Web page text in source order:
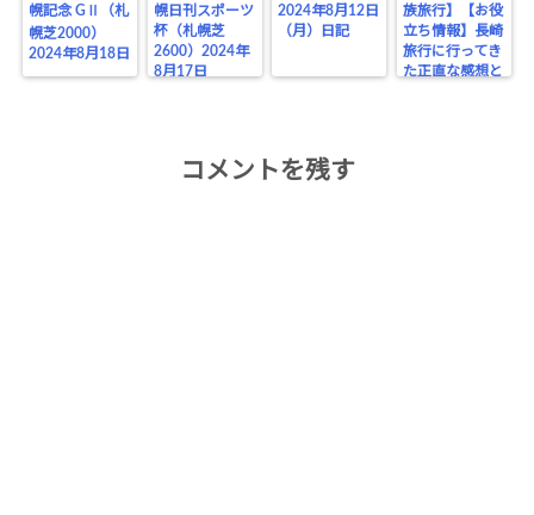
幌記念 GⅡ（札
幌芝2000）
2024年8月18日
幌日刊スポーツ
杯（札幌芝
2600）2024年
8月17日
2024年8月12日
（月）日記
族旅行】【お役
立ち情報】長崎
旅行に行ってき
た正直な感想と
コメントを残す